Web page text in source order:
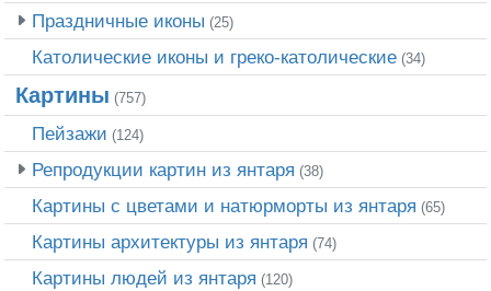
Праздничные иконы (25)
Католические иконы и греко-католические (34)
Картины (757)
Пейзажи (124)
Репродукции картин из янтаря (38)
Картины с цветами и натюрморты из янтаря (65)
Картины архитектуры из янтаря (74)
Картины людей из янтаря (120)